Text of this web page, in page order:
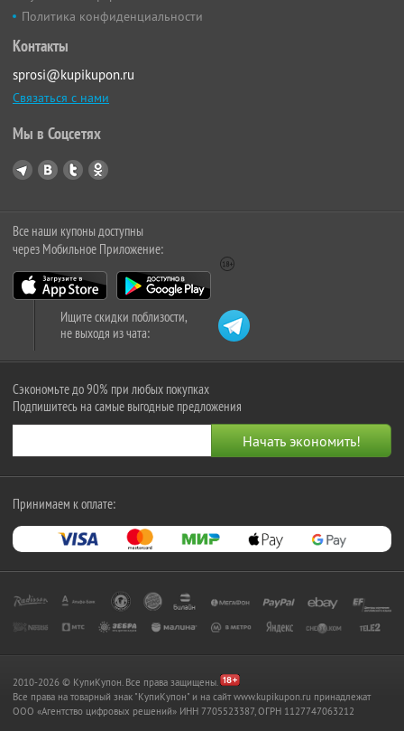
Политика конфиденциальности
Контакты
sprosi@kupikupon.ru
Связаться с нами
Мы в Соцсетях
Все наши купоны доступны
через Мобильное Приложение:
Ищите скидки поблизости,
не выходя из чата:
Сэкономьте до 90% при любых покупках
Подпишитесь на самые выгодные предложения
Принимаем к оплате:
2010-2026 © КупиКупон. Все права защищены.
Все права на товарный знак "КупиКупон" и на сайт www.kupikupon.ru принадлежат
OOO «Агентство цифровых решений» ИНН 7705523387, ОГРН 1127747063212